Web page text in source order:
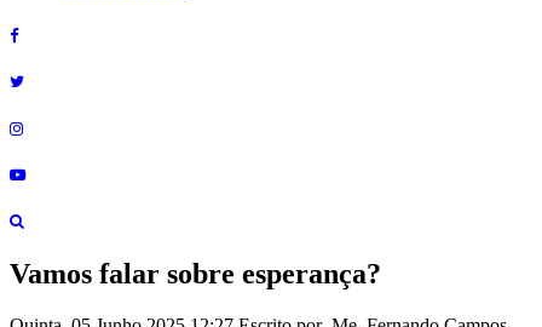
Vamos falar sobre esperança?